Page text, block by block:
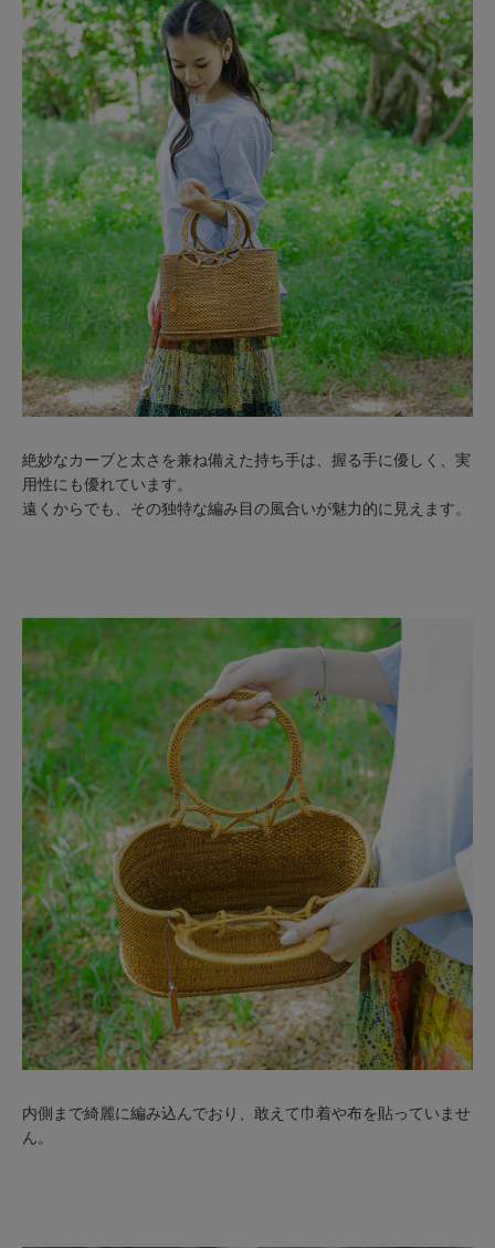
絶妙なカーブと太さを兼ね備えた持ち手は、握る手に優しく、実
用性にも優れています。
遠くからでも、その独特な編み目の風合いが魅力的に見えます。
内側まで綺麗に編み込んでおり、敢えて巾着や布を貼っていませ
ん。